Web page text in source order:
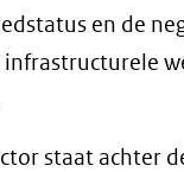
en de
infrastructurele
staat achter